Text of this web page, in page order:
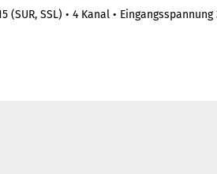
(SUR, SSL) • 4 Kanal •